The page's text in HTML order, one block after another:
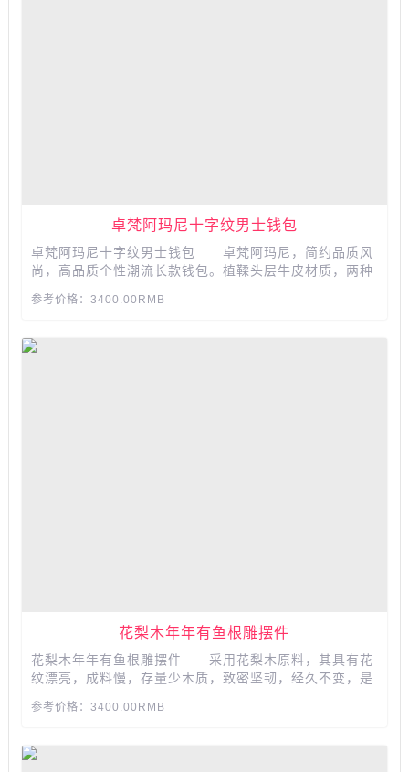
卓梵阿玛尼十字纹男士钱包
卓梵阿玛尼十字纹男士钱包 卓梵阿玛尼，简约品质风
尚，高品质个性潮流长款钱包。植鞣头层牛皮材质，两种
礼物。...
参考价格：3400.00RMB
花梨木年年有鱼根雕摆件
花梨木年年有鱼根雕摆件 采用花梨木原料，其具有花
纹漂亮，成料慢，存量少木质，致密坚韧，经久不变，是
参考价格：3400.00RMB